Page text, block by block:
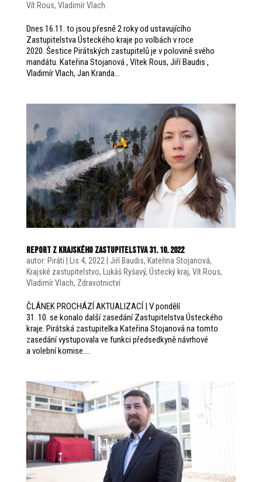
Vít Rous, Vladimír Vlach
Dnes 16.11. to jsou přesně 2 roky od ustavujícího
Zastupitelstva Ústeckého kraje po volbách v roce
2020. Šestice Pirátských zastupitelů je v polovině svého
mandátu. Kateřina Stojanová , Vítek Rous, Jiří Baudis ,
Vladimír Vlach, Jan Kranda...
Report z krajského zastupitelstva 31. 10. 2022
autor: Piráti Lis 4, 2022 Jiří Baudis, Kateřina Stojanová,
Krajské zastupitelstvo, Lukáš Ryšavý, Ústecký kraj, Vít Rous,
Vladimír Vlach, Zdravotnictví
ČLÁNEK PROCHÁZÍ AKTUALIZACÍ | V pondělí
31. 10. se konalo další zasedání Zastupitelstva Ústeckého
kraje. Pirátská zastupitelka Kateřina Stojanová na tomto
zasedání vystupovala ve funkci předsedkyně návrhové
a volební komise....